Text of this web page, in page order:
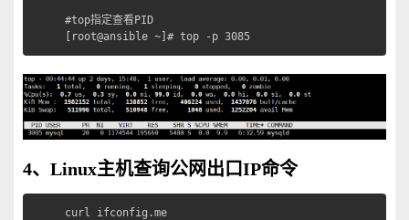
#top指定查看PID
[root@ansible ~]# top -p 3085
4、Linux主机查询公网出口IP命令
curl ifconfig.me